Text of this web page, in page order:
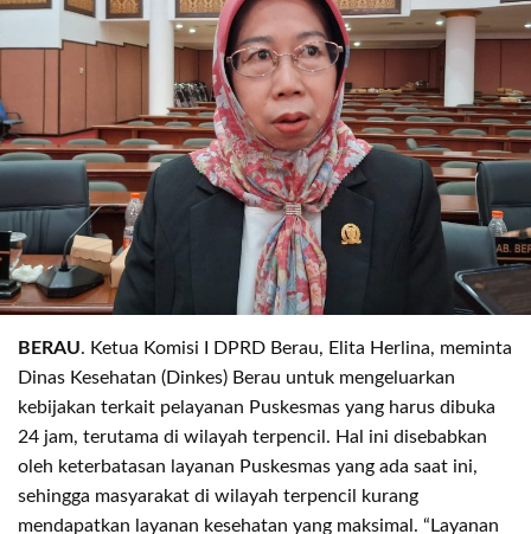
BERAU. Ketua Komisi I DPRD Berau, Elita Herlina, meminta
Dinas Kesehatan (Dinkes) Berau untuk mengeluarkan
kebijakan terkait pelayanan Puskesmas yang harus dibuka
24 jam, terutama di wilayah terpencil. Hal ini disebabkan
oleh keterbatasan layanan Puskesmas yang ada saat ini,
sehingga masyarakat di wilayah terpencil kurang
mendapatkan layanan kesehatan yang maksimal. “Layanan